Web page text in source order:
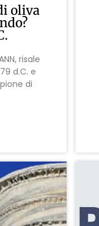
oliva
risale
d.C. e
di